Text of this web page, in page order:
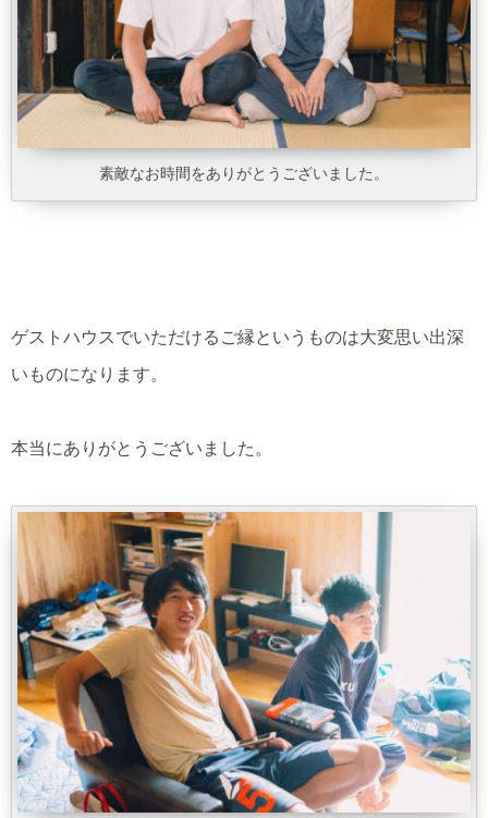
素敵なお時間をありがとうございました。
ゲストハウスでいただけるご縁というものは大変思い出深
いものになります。
本当にありがとうございました。